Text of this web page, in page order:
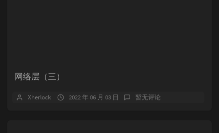
网络层（三）
Xherlock 2022 年 06 月 03 日 暂无评论